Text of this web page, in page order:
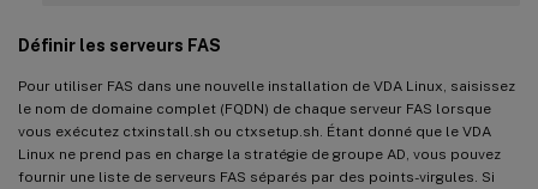
Définir les serveurs FAS
Pour utiliser FAS dans une nouvelle installation de VDA Linux, saisissez
le nom de domaine complet (FQDN) de chaque serveur FAS lorsque
vous exécutez ctxinstall.sh ou ctxsetup.sh. Étant donné que le VDA
Linux ne prend pas en charge la stratégie de groupe AD, vous pouvez
fournir une liste de serveurs FAS séparés par des points-virgules. Si